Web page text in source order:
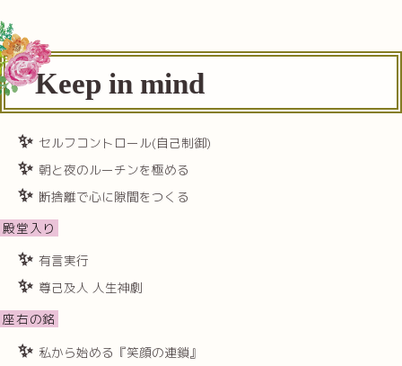
Keep in mind
セルフコントロール(自己制御)
朝と夜のルーチンを極める
断捨離で心に隙間をつくる
殿堂入り
有言実行
尊己及人 人生神劇
座右の銘
私から始める『笑顔の連鎖』